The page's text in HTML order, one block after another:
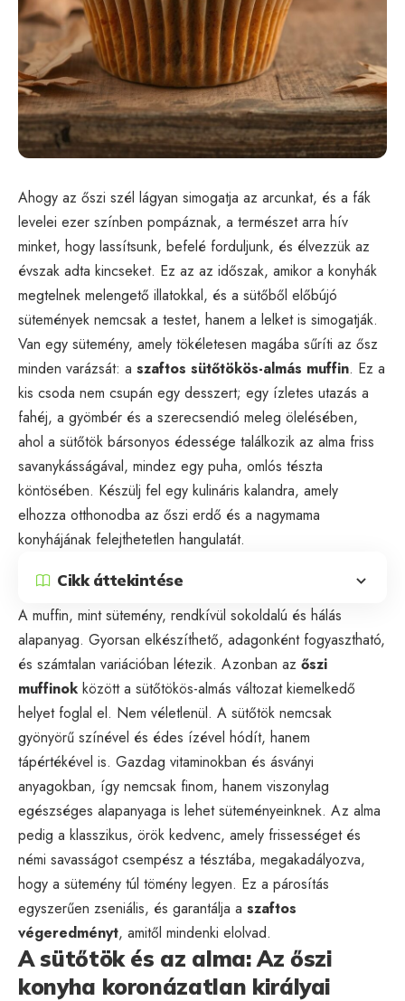
Ahogy az őszi szél lágyan simogatja az arcunkat, és a fák
levelei ezer színben pompáznak, a természet arra hív
minket, hogy lassítsunk, befelé forduljunk, és élvezzük az
évszak adta kincseket. Ez az az időszak, amikor a konyhák
megtelnek melengető illatokkal, és a sütőből előbújó
sütemények nemcsak a testet, hanem a lelket is simogatják.
Van egy sütemény, amely tökéletesen magába sűríti az ősz
minden varázsát: a szaftos sütőtökös-almás muffin. Ez a
kis csoda nem csupán egy desszert; egy ízletes utazás a
fahéj, a gyömbér és a szerecsendió meleg ölelésében,
ahol a sütőtök bársonyos édessége találkozik az alma friss
savanykásságával, mindez egy puha, omlós tészta
köntösében. Készülj fel egy kulináris kalandra, amely
elhozza otthonodba az őszi erdő és a nagymama
konyhájának felejthetetlen hangulatát.
Cikk áttekintése
A muffin, mint sütemény, rendkívül sokoldalú és hálás
alapanyag. Gyorsan elkészíthető, adagonként fogyasztható,
és számtalan variációban létezik. Azonban az őszi
muffinok között a sütőtökös-almás változat kiemelkedő
helyet foglal el. Nem véletlenül. A sütőtök nemcsak
gyönyörű színével és édes ízével hódít, hanem
tápértékével is. Gazdag vitaminokban és ásványi
anyagokban, így nemcsak finom, hanem viszonylag
egészséges alapanyaga is lehet süteményeinknek. Az alma
pedig a klasszikus, örök kedvenc, amely frissességet és
némi savasságot csempész a tésztába, megakadályozva,
hogy a sütemény túl tömény legyen. Ez a párosítás
egyszerűen zseniális, és garantálja a szaftos
végeredményt, amitől mindenki elolvad.
A sütőtök és az alma: Az őszi
konyha koronázatlan királyai